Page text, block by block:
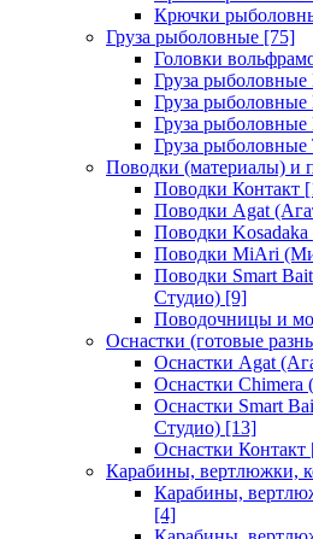
Крючки
Груза рыболовные [75]
Головки
Груза рыболовные
Груза
Груза рыболовные
Груза рыболовные
Поводки (материалы) и
Поводки Контакт
Поводки Agat
Поводки Kosadaka
Поводки MiAri
Поводки Smart
Студио) [9]
Поводочницы и
Оснастки (готовые
Оснастки Agat
Оснастки Chimera
Оснастки Smart
Студио) [13]
Оснастки Контакт
Карабины, вертлюжки,
Карабины,
[4]